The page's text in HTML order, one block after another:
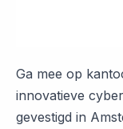
Ga mee op
innovatieve
gevestigd in